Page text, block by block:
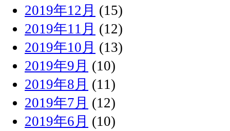
2019年12月 (15)
2019年11月 (12)
2019年10月 (13)
2019年9月 (10)
2019年8月 (11)
2019年7月 (12)
2019年6月 (10)